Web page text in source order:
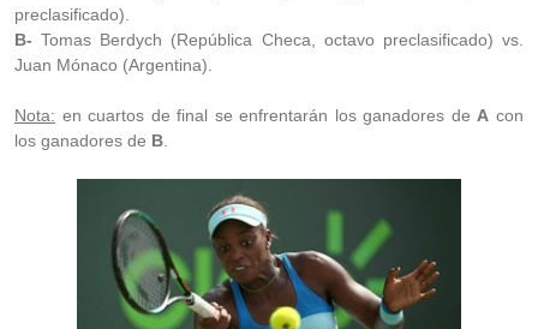
preclasificado).
B- Tomas Berdych (República Checa, octavo preclasificado) vs.
Juan Mónaco (Argentina).
Nota: en cuartos de final se enfrentarán los ganadores de A con
los ganadores de B